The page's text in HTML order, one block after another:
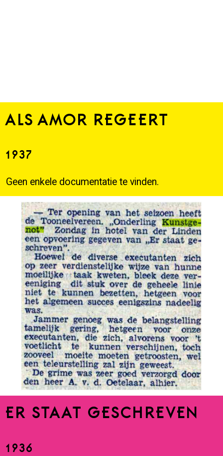
ALS AMOR REGEERT
1937
Geen enkele documentatie te vinden.
ER STAAT GESCHREVEN
1936